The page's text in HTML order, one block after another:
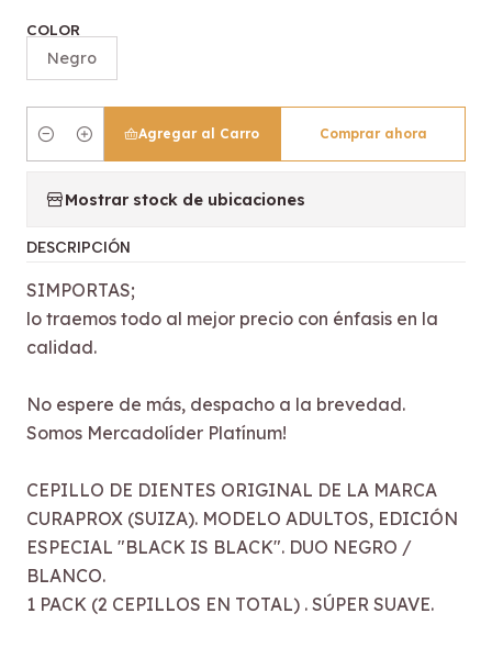
COLOR
Negro
Cantidad
Agregar al Carro Comprar ahora
Mostrar stock de ubicaciones
DESCRIPCIÓN
SIMPORTAS;
lo traemos todo al mejor precio con énfasis en la
calidad.
No espere de más, despacho a la brevedad.
Somos Mercadolíder Platínum!
CEPILLO DE DIENTES ORIGINAL DE LA MARCA
CURAPROX (SUIZA). MODELO ADULTOS, EDICIÓN
ESPECIAL "BLACK IS BLACK". DUO NEGRO /
BLANCO.
1 PACK (2 CEPILLOS EN TOTAL) . SÚPER SUAVE.